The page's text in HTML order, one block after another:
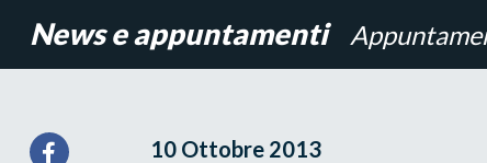
News e appuntamenti
10 Ottobre 2013